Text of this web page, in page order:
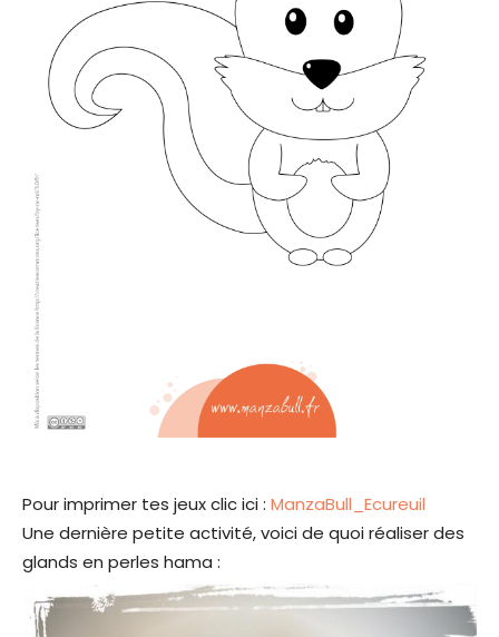
Pour imprimer tes jeux clic ici : ManzaBull_Ecureuil
Une dernière petite activité, voici de quoi réaliser des
glands en perles hama :